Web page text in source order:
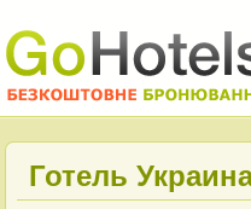
Готель